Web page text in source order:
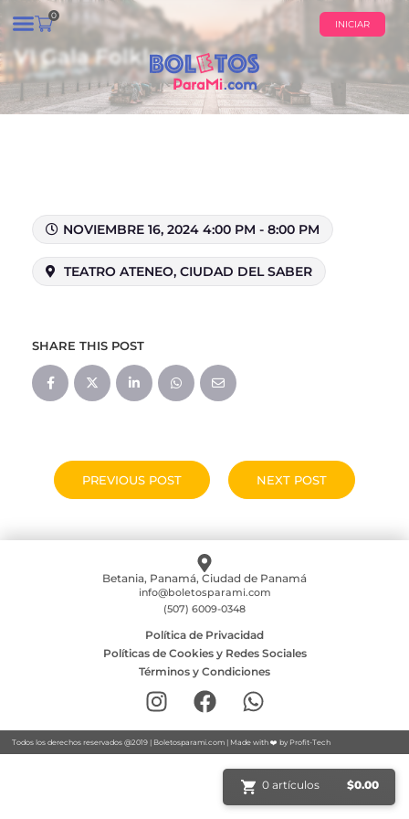
0
INICIAR
VI Gala Folklorica
NOVIEMBRE 16, 2024 4:00 PM - 8:00 PM
TEATRO ATENEO, CIUDAD DEL SABER
SHARE THIS POST
PREVIOUS POST NEXT POST
Betania, Panamá, Ciudad de Panamá
info@boletosparami.com
(507) 6009-0348
Política de Privacidad
Políticas de Cookies y Redes Sociales
Términos y Condiciones
Todos los derechos reservados @2019 | Boletosparami.com | Made with ❤️ by Profit-Tech
0 artículos $0.00